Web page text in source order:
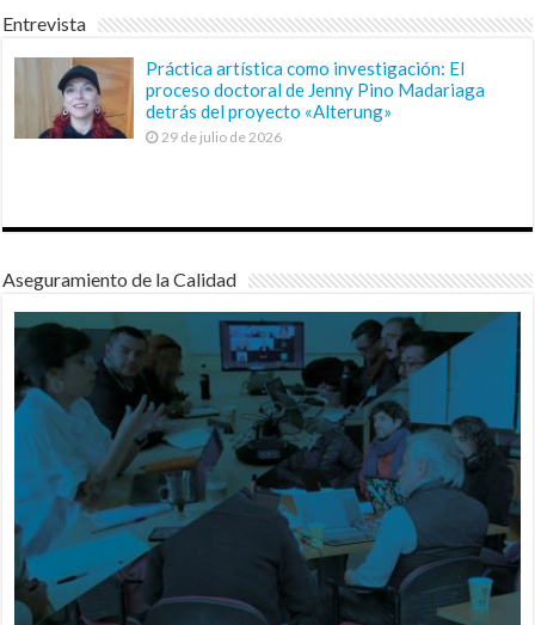
Entrevista
Práctica artística como investigación: El
proceso doctoral de Jenny Pino Madariaga
detrás del proyecto «Alterung»
29 de julio de 2026
Aseguramiento de la Calidad